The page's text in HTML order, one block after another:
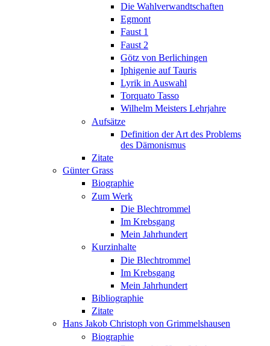
Die Wahlverwandtschaften
Egmont
Faust 1
Faust 2
Götz von Berlichingen
Iphigenie auf Tauris
Lyrik in Auswahl
Torquato Tasso
Wilhelm Meisters Lehrjahre
Aufsätze
Definition der Art des Problems
des Dämonismus
Zitate
Günter Grass
Biographie
Zum Werk
Die Blechtrommel
Im Krebsgang
Mein Jahrhundert
Kurzinhalte
Die Blechtrommel
Im Krebsgang
Mein Jahrhundert
Bibliographie
Zitate
Hans Jakob Christoph von Grimmelshausen
Biographie